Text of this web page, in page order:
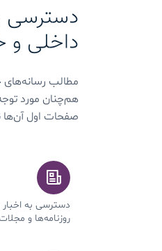
دسترسی
داخلی و
مطالب رسانه‌های
هم‌چنان مورد
صفحات اول آن‌ها
دسترسی به
روزنامه‌ها و